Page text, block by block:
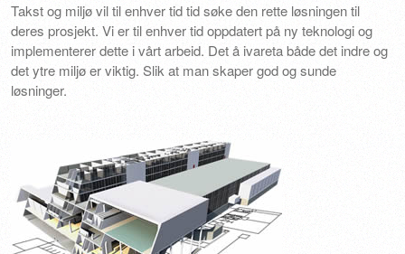
Takst og miljø vil til enhver tid tid søke den rette løsningen til
deres prosjekt. Vi er til enhver tid oppdatert på ny teknologi og
implementerer dette i vårt arbeid. Det å ivareta både det indre og
det ytre miljø er viktig. Slik at man skaper god og sunde
løsninger.